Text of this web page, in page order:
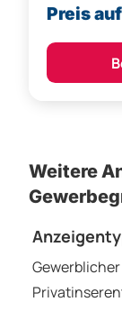
Weitere
1001 – 5000
5001 – 10000